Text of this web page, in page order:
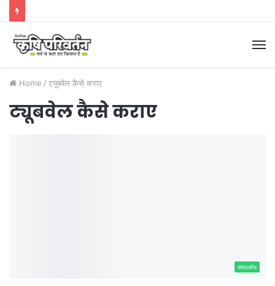
Home / ट्यूबवेल कैसे कराए
ट्यूबवेल कैसे कराए
संपादकीय